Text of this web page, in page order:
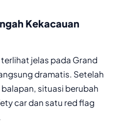
Kekacauan
jelas pada Grand
dramatis. Setelah
situasi berubah
car dan satu red flag